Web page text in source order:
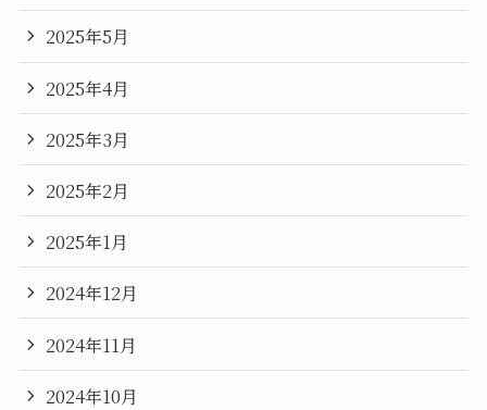
2025年5月
2025年4月
2025年3月
2025年2月
2025年1月
2024年12月
2024年11月
2024年10月